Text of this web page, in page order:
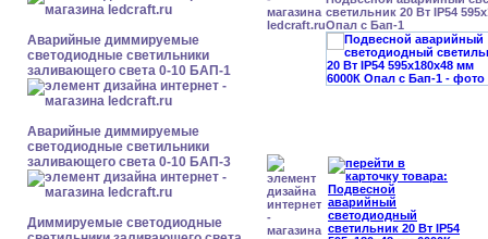
Аварийные диммируемые
светодиодные светильники
заливающего света 0-10 БАП-1
Аварийные диммируемые
светодиодные светильники
заливающего света 0-10 БАП-3
Диммируемые светодиодные
светильник 20 Вт IP54
Опал с Бап-1